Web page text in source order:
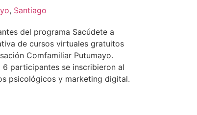
, Santiago
del programa Sacúdete a
de cursos virtuales gratuitos
Comfamiliar Putumayo.
participantes se inscribieron al
psicológicos y marketing digital.